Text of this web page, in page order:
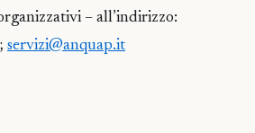
– all’indirizzo:
; servizi@anquap.it